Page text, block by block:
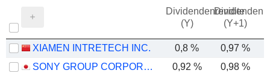
Dividendenrendite
(Y)
(Y+1)
XIAMEN INTRETECH INC. 0,8 % 0,97 %
SONY GROUP CORPORATION
0,92 % 0,98 %